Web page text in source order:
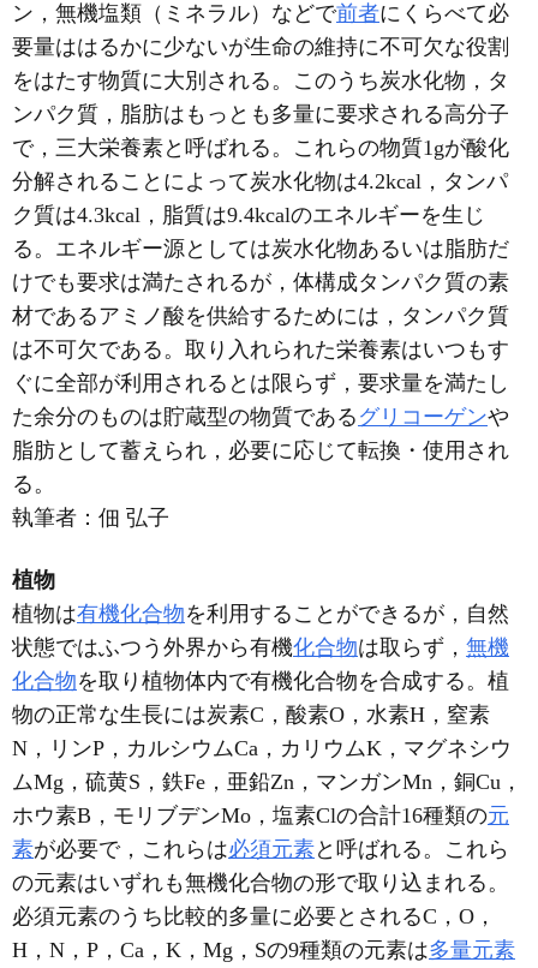
ン，無機塩類（ミネラル）などで前者にくらべて必
要量ははるかに少ないが生命の維持に不可欠な役割
をはたす物質に大別される。このうち炭水化物，タ
ンパク質，脂肪はもっとも多量に要求される高分子
で，三大栄養素と呼ばれる。これらの物質1gが酸化
分解されることによって炭水化物は4.2kcal，タンパ
ク質は4.3kcal，脂質は9.4kcalのエネルギーを生じ
る。エネルギー源としては炭水化物あるいは脂肪だ
けでも要求は満たされるが，体構成タンパク質の素
材であるアミノ酸を供給するためには，タンパク質
は不可欠である。取り入れられた栄養素はいつもす
ぐに全部が利用されるとは限らず，要求量を満たし
た余分のものは貯蔵型の物質である グリコーゲンや
脂肪として蓄えられ，必要に応じて転換・使用され
る。
執筆者： 佃 弘子
植物
植物は有機化合物を利用することができるが，自然
状態ではふつう外界から有機化合物は取らず， 無機
化合物を取り植物体内で有機化合物を合成する。植
物の正常な生長には炭素C，酸素O，水素H，窒素
N，リンP，カルシウムCa，カリウムK，マグネシウ
ムMg，硫黄S，鉄Fe，亜鉛Zn，マンガンMn，銅Cu，
ホウ素B，モリブデンMo，塩素Clの合計16種類の元
素が必要で，これらは必須元素と呼ばれる。これら
の元素はいずれも無機化合物の形で取り込まれる。
必須元素のうち比較的多量に必要とされるC，O，
H，N，P，Ca，K，Mg，Sの9種類の元素は多量元素